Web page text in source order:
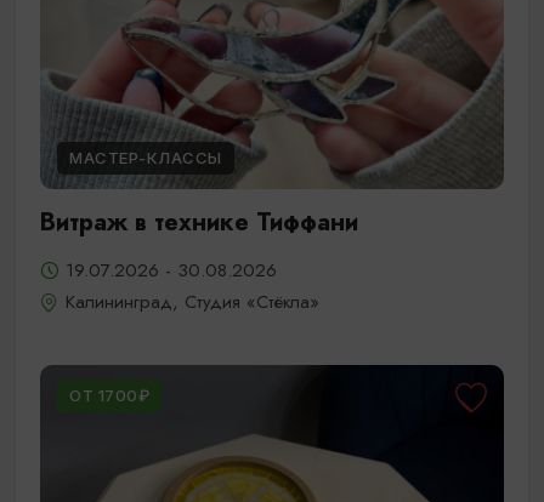
МАСТЕР-КЛАССЫ
Витраж в технике Тиффани
19.07.2026 - 30.08.2026
Калининград, Студия «Стёкла»
ОТ 1700₽